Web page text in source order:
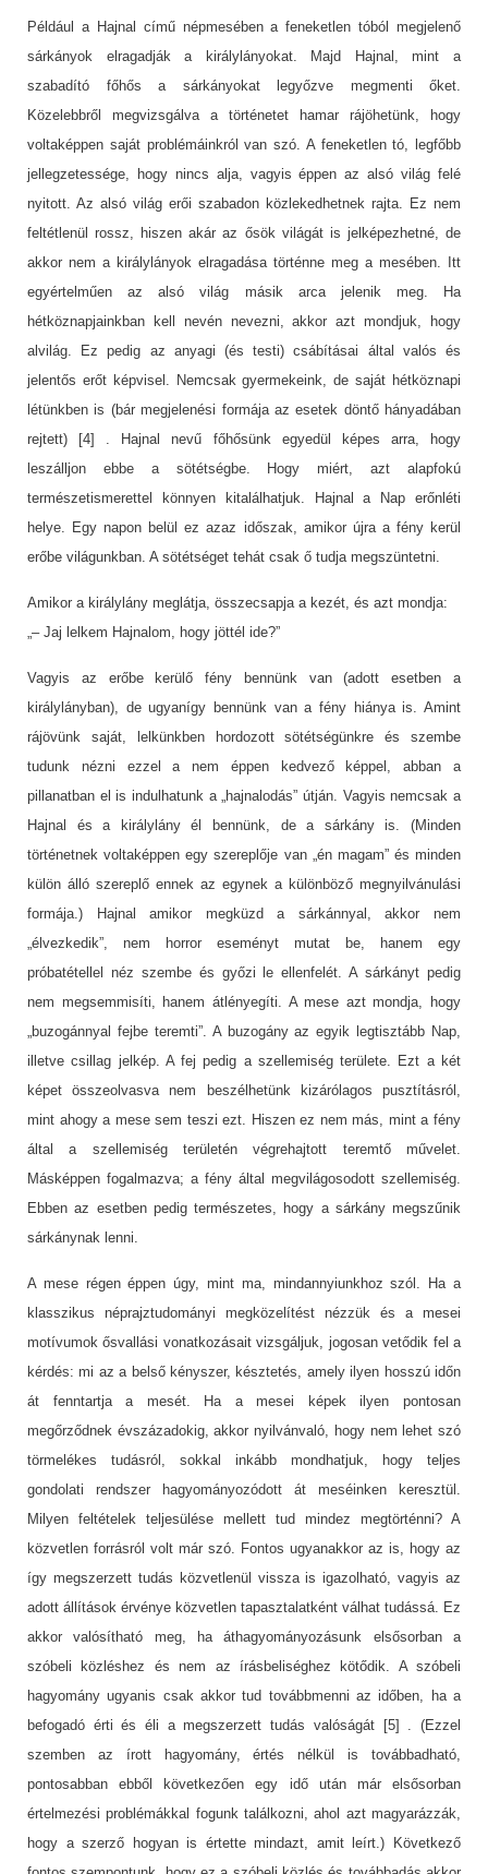
Például a Hajnal című népmesében a feneketlen tóból megjelenő
sárkányok elragadják a királylányokat. Majd Hajnal, mint a
szabadító főhős a sárkányokat legyőzve megmenti őket.
Közelebbről megvizsgálva a történetet hamar rájöhetünk, hogy
voltaképpen saját problémáinkról van szó. A feneketlen tó, legfőbb
jellegzetessége, hogy nincs alja, vagyis éppen az alsó világ felé
nyitott. Az alsó világ erői szabadon közlekedhetnek rajta. Ez nem
feltétlenül rossz, hiszen akár az ősök világát is jelképezhetné, de
akkor nem a királylányok elragadása történne meg a mesében. Itt
egyértelműen az alsó világ másik arca jelenik meg. Ha
hétköznapjainkban kell nevén nevezni, akkor azt mondjuk, hogy
alvilág. Ez pedig az anyagi (és testi) csábításai által valós és
jelentős erőt képvisel. Nemcsak gyermekeink, de saját hétköznapi
létünkben is (bár megjelenési formája az esetek döntő hányadában
rejtett) [4] . Hajnal nevű főhősünk egyedül képes arra, hogy
leszálljon ebbe a sötétségbe. Hogy miért, azt alapfokú
természetismerettel könnyen kitalálhatjuk. Hajnal a Nap erőnléti
helye. Egy napon belül ez azaz időszak, amikor újra a fény kerül
erőbe világunkban. A sötétséget tehát csak ő tudja megszüntetni.
Amikor a királylány meglátja, összecsapja a kezét, és azt mondja:
„– Jaj lelkem Hajnalom, hogy jöttél ide?”
Vagyis az erőbe kerülő fény bennünk van (adott esetben a
királylányban), de ugyanígy bennünk van a fény hiánya is. Amint
rájövünk saját, lelkünkben hordozott sötétségünkre és szembe
tudunk nézni ezzel a nem éppen kedvező képpel, abban a
pillanatban el is indulhatunk a „hajnalodás” útján. Vagyis nemcsak a
Hajnal és a királylány él bennünk, de a sárkány is. (Minden
történetnek voltaképpen egy szereplője van „én magam” és minden
külön álló szereplő ennek az egynek a különböző megnyilvánulási
formája.) Hajnal amikor megküzd a sárkánnyal, akkor nem
„élvezkedik”, nem horror eseményt mutat be, hanem egy
próbatétellel néz szembe és győzi le ellenfelét. A sárkányt pedig
nem megsemmisíti, hanem átlényegíti. A mese azt mondja, hogy
„buzogánnyal fejbe teremti”. A buzogány az egyik legtisztább Nap,
illetve csillag jelkép. A fej pedig a szellemiség területe. Ezt a két
képet összeolvasva nem beszélhetünk kizárólagos pusztításról,
mint ahogy a mese sem teszi ezt. Hiszen ez nem más, mint a fény
által a szellemiség területén végrehajtott teremtő művelet.
Másképpen fogalmazva; a fény által megvilágosodott szellemiség.
Ebben az esetben pedig természetes, hogy a sárkány megszűnik
sárkánynak lenni.
A mese régen éppen úgy, mint ma, mindannyiunkhoz szól. Ha a
klasszikus néprajztudományi megközelítést nézzük és a mesei
motívumok ősvallási vonatkozásait vizsgáljuk, jogosan vetődik fel a
kérdés: mi az a belső kényszer, késztetés, amely ilyen hosszú időn
át fenntartja a mesét. Ha a mesei képek ilyen pontosan
megőrződnek évszázadokig, akkor nyilvánvaló, hogy nem lehet szó
törmelékes tudásról, sokkal inkább mondhatjuk, hogy teljes
gondolati rendszer hagyományozódott át meséinken keresztül.
Milyen feltételek teljesülése mellett tud mindez megtörténni? A
közvetlen forrásról volt már szó. Fontos ugyanakkor az is, hogy az
így megszerzett tudás közvetlenül vissza is igazolható, vagyis az
adott állítások érvénye közvetlen tapasztalatként válhat tudássá. Ez
akkor valósítható meg, ha áthagyományozásunk elsősorban a
szóbeli közléshez és nem az írásbeliséghez kötődik. A szóbeli
hagyomány ugyanis csak akkor tud továbbmenni az időben, ha a
befogadó érti és éli a megszerzett tudás valóságát [5] . (Ezzel
szemben az írott hagyomány, értés nélkül is továbbadható,
pontosabban ebből következően egy idő után már elsősorban
értelmezési problémákkal fogunk találkozni, ahol azt magyarázzák,
hogy a szerző hogyan is értette mindazt, amit leírt.) Következő